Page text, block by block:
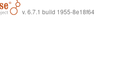
v. 6.7.1 build 1955-8e18f64